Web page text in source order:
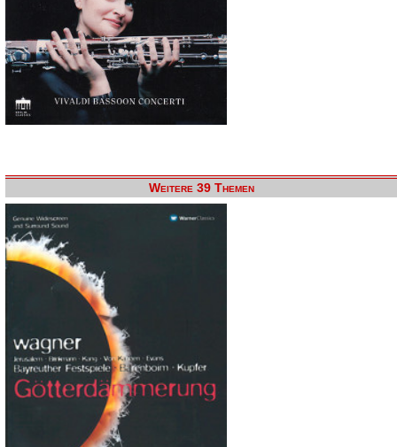
Weitere 39 Themen